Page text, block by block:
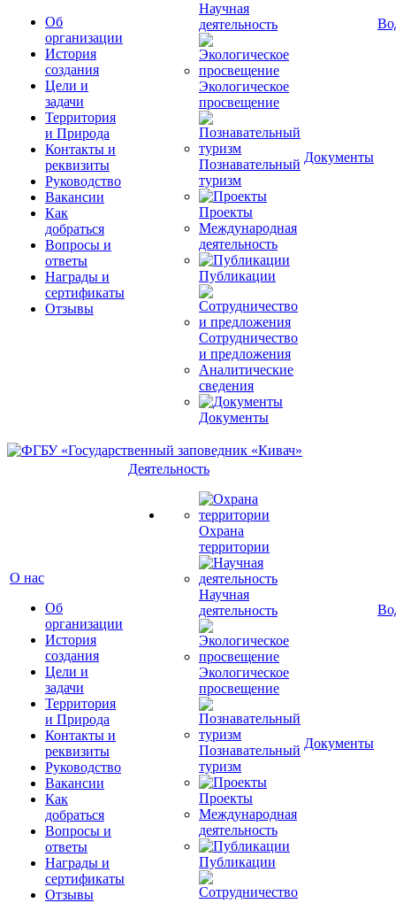
Об
организации
История
создания
Цели и
задачи
Территория
и Природа
Контакты и
реквизиты
Руководство
Вакансии
Как
добраться
Вопросы и
ответы
Награды и
сертификаты
Отзывы
Научная
деятельность
Экологическое
просвещение
Познавательный
туризм
Проекты
Международная
деятельность
Публикации
Сотрудничество
и предложения
Аналитические
сведения
Документы
Документы
О нас
Об
организации
История
создания
Цели и
задачи
Территория
и Природа
Контакты и
реквизиты
Руководство
Вакансии
Как
добраться
Вопросы и
ответы
Награды и
сертификаты
Отзывы
Деятельность
Охрана
территории
Научная
деятельность
Экологическое
просвещение
Познавательный
туризм
Проекты
Международная
деятельность
Публикации
Документы